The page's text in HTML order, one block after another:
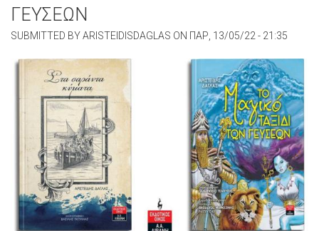
ΓΕΥΣΕΩΝ
SUBMITTED BYARISTEIDISDAGLAS ON ΠΑΡ, 13/05/22 - 21:35